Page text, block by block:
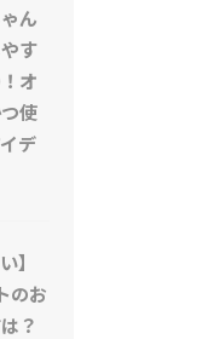
ん
す
オ
使
デ
】
のお
？